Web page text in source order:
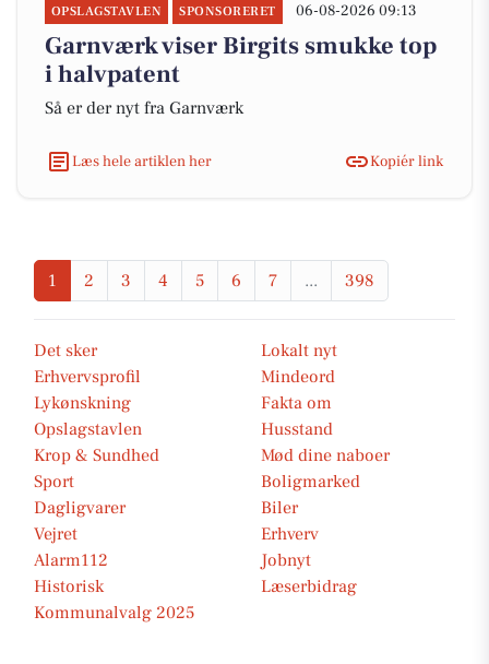
OPSLAGSTAVLEN SPONSORERET 06-08-2026 09:13
Garnværk viser Birgits smukke top
i halvpatent
Så er der nyt fra Garnværk
Læs hele artiklen her Kopiér link
1 2 3 4 5 6 7 ... 398
Det sker
Lokalt nyt
Erhvervsprofil
Mindeord
Lykønskning
Fakta om
Opslagstavlen
Husstand
Krop & Sundhed
Mød dine naboer
Sport
Boligmarked
Dagligvarer
Biler
Vejret
Erhverv
Alarm112
Jobnyt
Historisk
Læserbidrag
Kommunalvalg 2025